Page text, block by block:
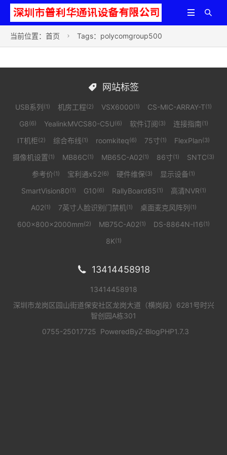


当前位置： 首页  Tags：polycomgroup500
 网站标签
USB系列 (1) 机房工程(2) VSX6000(1) CS-MIC-ARRAY-T(1)
G8(6) YealinkMVCS80-C5U(6) 软件订阅(3) 连接指南(1)
IT机柜(2) 综合布线(1) roomkiteq(6) 75寸(1) FlexPlan(3)
摄像机设置(1) MB86C(1) MB65C-A02(1) 86寸(1) SNTC(3)
参考价(1) 宝利通x52(6) 硬件维保(3) 显示设备(1)
SmartVision80(1) G10(6) RallyBoard65(1) 高清NVR(1)
A02(1) 7英寸人脸识别门禁机(1) 桌面麦克风阵列 (1)
600×800×2000mm(2) MB75C-A02(1) DS-8864N-I16(1)
8K(1)
 13414458918
13414458918
深圳市龙岗区园山街道保安社区龙岗大道（横岗段）6281号时兴
智创园A栋301
0755-25017725 PoweredByZ-BlogPHP1.7.3